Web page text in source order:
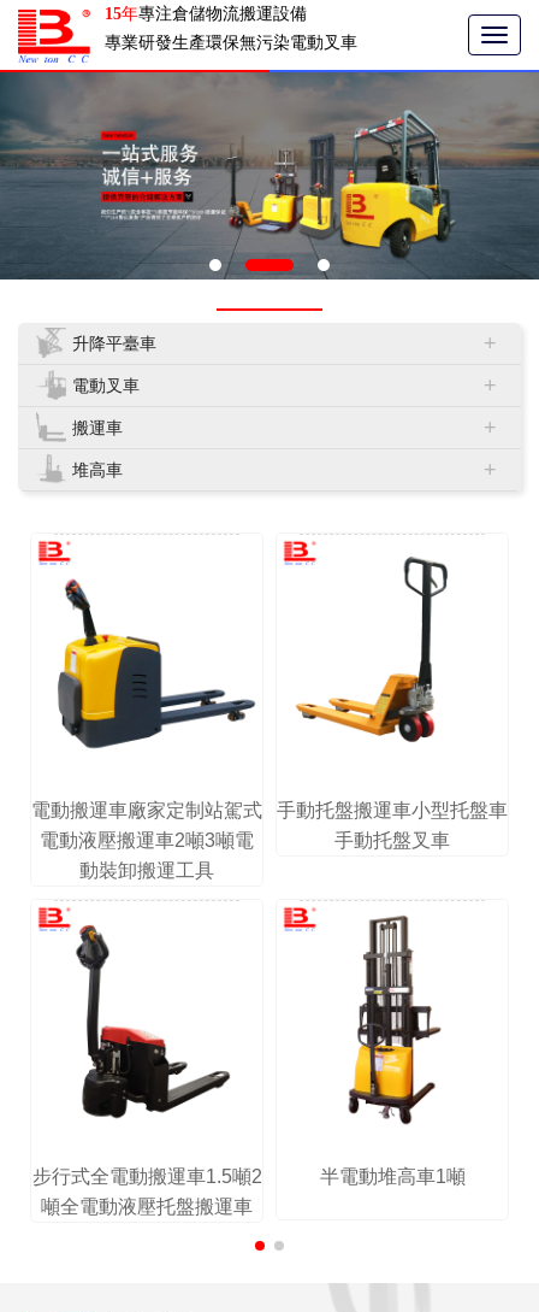
T
o
g
e
n
o
15年專注倉儲物流搬運設備
專業研發生產環保無污染電動叉車
升降平臺車 +
電動叉車 +
搬運車 +
堆高車 +
電動搬運車廠家定制站駕式
電動液壓搬運車2噸3噸電
動裝卸搬運工具
步行式全電動搬運車1.5噸2
噸全電動液壓托盤搬運車
手動托盤搬運車小型托盤車
手動托盤叉車
半電動堆高車1噸